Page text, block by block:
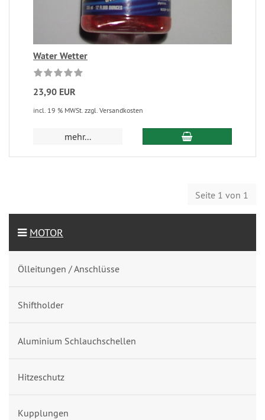
Water Wetter
23,90 EUR
incl. 19 % MWSt. zzgl. Versandkosten
mehr...
Seite 1 von 1
MOTOR
Ölleitungen / Anschlüsse
Shiftholder
Aluminium Schlauchschellen
Hitzeschutz
Kupplungen